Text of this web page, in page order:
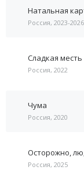
Натальная
Россия, 2023-2026
Сладкая месть
Россия, 2022
Чума
Россия, 2020
Осторожно,
Россия, 2025